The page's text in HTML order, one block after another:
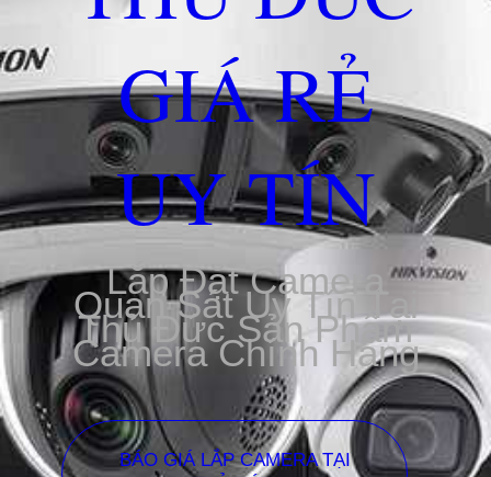
GIÁ RẺ
UY TÍN
Lắp Đặt Camera
Quan Sát Uy Tín Tại
Thủ Đức Sản Phẩm
Camera Chính Hãng
BÁO GIÁ LẮP CAMERA TẠI